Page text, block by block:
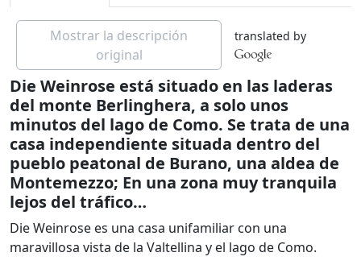
Mostrar la descripción
original
translated by
Die Weinrose está situado en las laderas
del monte Berlinghera, a solo unos
minutos del lago de Como. Se trata de una
casa independiente situada dentro del
pueblo peatonal de Burano, una aldea de
Montemezzo; En una zona muy tranquila
lejos del tráfico…
Die Weinrose es una casa unifamiliar con una
maravillosa vista de la Valtellina y el lago de Como.